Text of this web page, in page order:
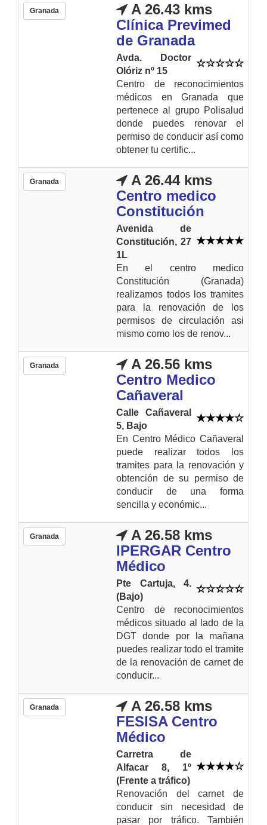
Granada
A 26.43 kms
Clínica Previmed
de Granada
Avda. Doctor
Olóriz nº 15
Centro de reconocimientos
médicos en Granada que
pertenece al grupo Polisalud
donde puedes renovar el
permiso de conducir así como
obtener tu certific...
Granada
A 26.44 kms
Centro medico
Constitución
Avenida de
Constitución, 27
1L
En el centro medico
Constitución (Granada)
realizamos todos los tramites
para la renovación de los
permisos de circulación asi
mismo como los de renov...
Granada
A 26.56 kms
Centro Medico
Cañaveral
Calle Cañaveral
5, Bajo
En Centro Médico Cañaveral
puede realizar todos los
tramites para la renovación y
obtención de su permiso de
conducir de una forma
sencilla y económic...
Granada
A 26.58 kms
IPERGAR Centro
Médico
Pte Cartuja, 4.
(Bajo)
Centro de reconocimientos
médicos situado al lado de la
DGT donde por la mañana
puedes realizar todo el tramite
de la renovación de carnet de
conducir...
Granada
A 26.58 kms
FESISA Centro
Médico
Carretra de
Alfacar 8, 1º
(Frente a tráfico)
Renovación del carnet de
conducir sin necesidad de
pasar por tráfico. También